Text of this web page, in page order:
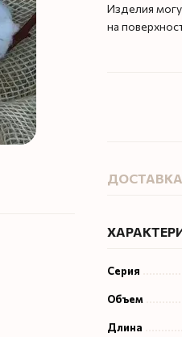
Изделия
на
ДОСТАВКА
Серия
Объем
Длина